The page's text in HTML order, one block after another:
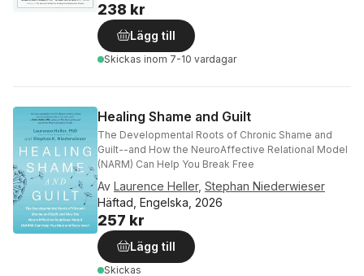
238 kr
Lägg till
Skickas inom 7-10 vardagar
Healing Shame and Guilt
The Developmental Roots of Chronic Shame and
Guilt--and How the NeuroAffective Relational Model
(NARM) Can Help You Break Free
Av Laurence Heller, Stephan Niederwieser
Häftad, Engelska, 2026
257 kr
Lägg till
Skickas